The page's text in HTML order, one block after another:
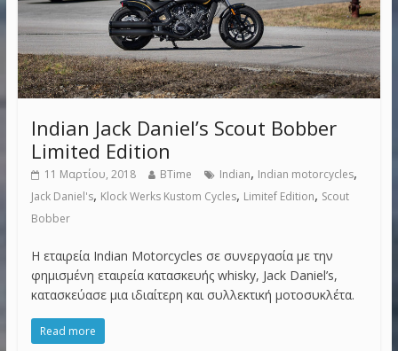
Indian Jack Daniel’s Scout Bobber
Limited Edition
11 Μαρτίου, 2018 BTime Indian, Indian motorcycles,
Jack Daniel's, Klock Werks Kustom Cycles, Limitef Edition, Scout
Bobber
Η εταιρεία Indian Motorcycles σε συνεργασία με την
φημισμένη εταιρεία κατασκευής whisky, Jack Daniel’s,
κατασκεύασε μια ιδιαίτερη και συλλεκτική μοτοσυκλέτα.
Read more